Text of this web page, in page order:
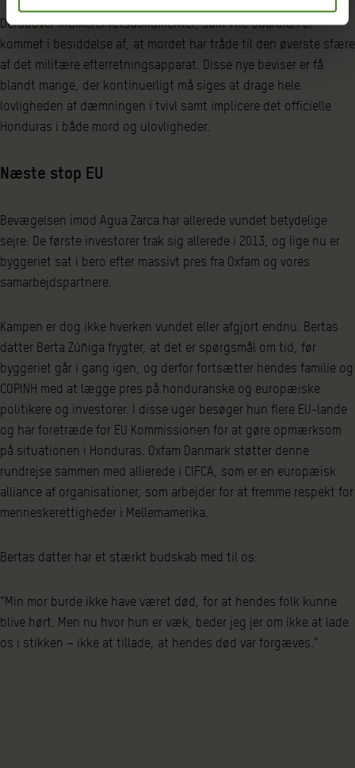
Derudover indikerer retsdokumenter, som The Guardian er
kommet i besiddelse af, at mordet har tråde til den øverste sfære
af det militære efterretningsapparat. Disse nye beviser er få
blandt mange, der kontinuerligt må siges at drage hele
lovligheden af dæmningen i tvivl samt implicere det officielle
Honduras i både mord og ulovligheder.
Næste stop EU
Bevægelsen imod Agua Zarca har allerede vundet betydelige
sejre: De første investorer trak sig allerede i 2013, og lige nu er
byggeriet sat i bero efter massivt pres fra Oxfam og vores
samarbejdspartnere.
Kampen er dog ikke hverken vundet eller afgjort endnu. Bertas
datter Berta Zúñiga frygter, at det er spørgsmål om tid, før
byggeriet går i gang igen, og derfor fortsætter hendes familie og
COPINH med at lægge pres på honduranske og europæiske
politikere og investorer. I disse uger besøger hun flere EU-lande
og har foretræde for EU Kommissionen for at gøre opmærksom
på situationen i Honduras. Oxfam Danmark støtter denne
rundrejse sammen med allierede i CIFCA, som er en europæisk
alliance af organisationer, som arbejder for at fremme respekt for
menneskerettigheder i Mellemamerika.
Bertas datter har et stærkt budskab med til os:
”Min mor burde ikke have været død, for at hendes folk kunne
blive hørt. Men nu hvor hun er væk, beder jeg jer om ikke at lade
os i stikken – ikke at tillade, at hendes død var forgæves.”